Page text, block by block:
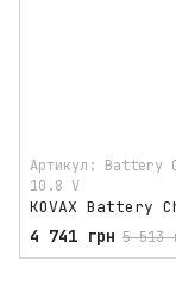
Артикул: Battery
10.8 V
4 741 грн 5 513